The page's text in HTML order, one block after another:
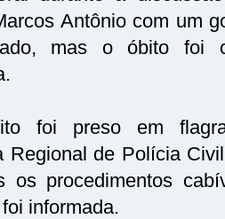
Antônio com um
mas o óbito foi
foi preso em
Regional de Polícia
os procedimentos
informada.